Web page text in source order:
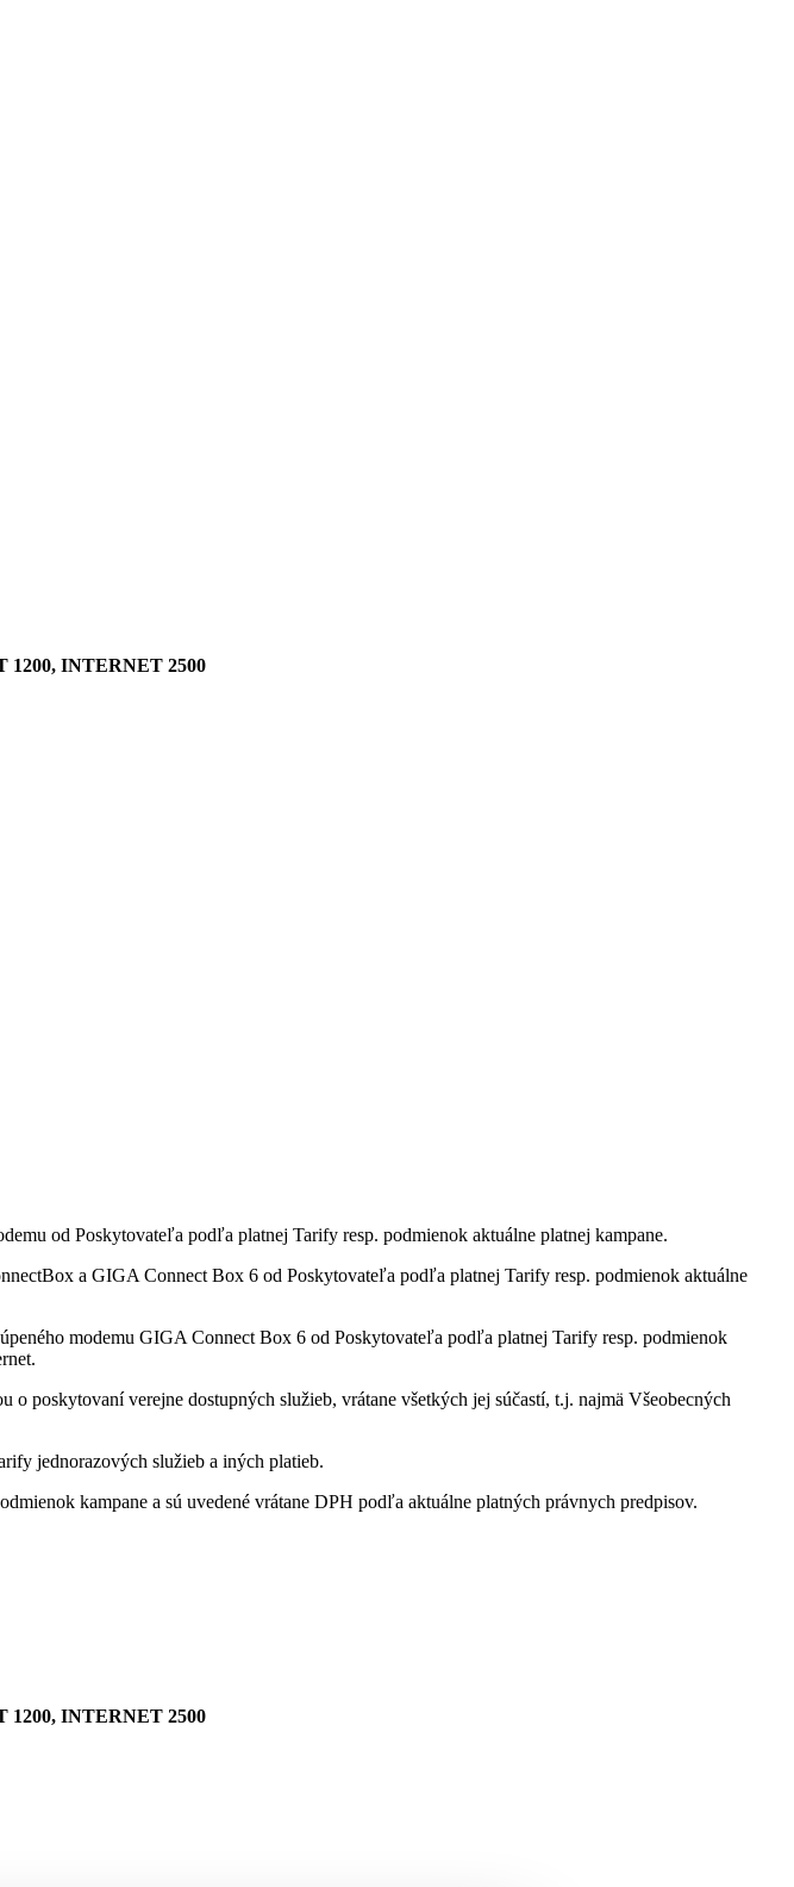
INTERNET 2500
od Poskytovateľa podľa platnej Tarify resp. podmienok aktuálne platnej kampane.
a GIGA Connect Box 6 od Poskytovateľa podľa platnej Tarify resp. podmienok aktuálne
modemu GIGA Connect Box 6 od Poskytovateľa podľa platnej Tarify resp. podmienok
poskytovaní verejne dostupných služieb, vrátane všetkých jej súčastí, t.j. najmä Všeobecných
jednorazových služieb a iných platieb.
kampane a sú uvedené vrátane DPH podľa aktuálne platných právnych predpisov.
INTERNET 2500